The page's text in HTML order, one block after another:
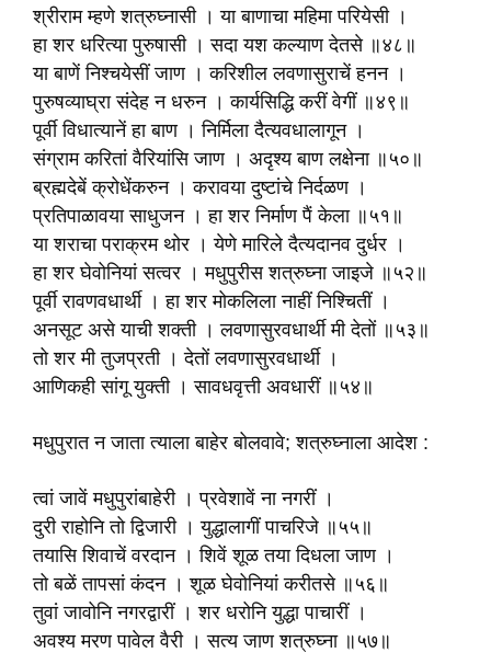
श्रीराम म्हणे शत्रुघ्नासी । या बाणाचा महिमा परियेसी ।
हा शर धरित्या पुरुषासी । सदा यश कल्याण देतसे ॥४८॥
या बाणें निश्चयेसीं जाण । करिशील लवणासुराचें हनन ।
पुरुषव्याघ्रा संदेह न धरुन । कार्यसिद्धि करीं वेगीं ॥४९॥
पूर्वी विधात्यानें हा बाण । निर्मिला दैत्यवधालागून ।
संग्राम करितां वैरियांसि जाण । अदृश्य बाण लक्षेना ॥५०॥
ब्रह्मदेबें क्रोधेंकरुन । करावया दुष्टांचे निर्दळण ।
प्रतिपाळावया साधुजन । हा शर निर्माण पैं केला ॥५१॥
या शराचा पराक्रम थोर । येणे मारिले दैत्यदानव दुर्धर ।
हा शर घेवोनियां सत्वर । मधुपुरीस शत्रुघ्ना जाइजे ॥५२॥
पूर्वी रावणवधार्थी । हा शर मोकलिला नाहीं निश्चितीं ।
अनसूट असे याची शक्ती । लवणासुरवधार्थी मी देतों ॥५३॥
तो शर मी तुजप्रती । देतों लवणासुरवधार्थी ।
आणिकही सांगू युक्ती । सावधवृत्ती अवधारीं ॥५४॥
मधुपुरात न जाता त्याला बाहेर बोलवावे; शत्रुघ्नाला आदेश :
त्वां जावें मधुपुरांबाहेरी । प्रवेशावें ना नगरीं ।
दुरी राहोनि तो द्विजारी । युद्धालागीं पाचरिजे ॥५५॥
तयासि शिवाचें वरदान । शिवें शूळ तया दिधला जाण ।
तो बळें तापसां कंदन । शूळ घेवोनियां करीतसे ॥५६॥
तुवां जावोनि नगरद्वारीं । शर धरोनि युद्धा पाचारीं ।
अवश्य मरण पावेल वैरी । सत्य जाण शत्रुघ्ना ॥५७॥